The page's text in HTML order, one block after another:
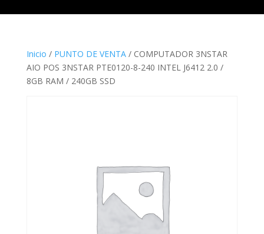
Inicio / PUNTO DE VENTA/ COMPUTADOR 3NSTAR
AIO POS 3NSTAR PTE0120-8-240 INTEL J6412 2.0 /
8GB RAM / 240GB SSD